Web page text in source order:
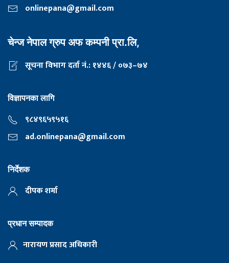
onlinepana@gmail.com
चेन्ज नेपाल ग्रुप अफ कम्पनी प्रा.लि,
सूचना विभाग दर्ता नं.: १४४६ / ०७३–७४
विज्ञापनका लागि
९८४९६५९५१६
ad.onlinepana@gmail.com
निर्देशक
दीपक शर्मा
प्रधान सम्पादक
नारायण प्रसाद अधिकारी